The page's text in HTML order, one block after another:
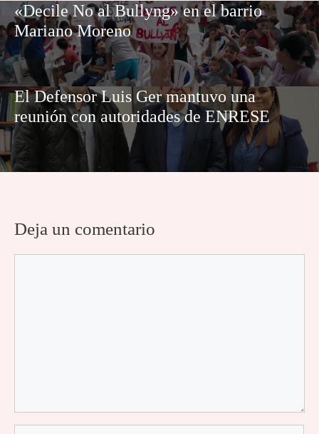
«Decile No al Bullyng» en el barrio
Mariano Moreno
El Defensor Luis Ger mantuvo una
reunión con autoridades de ENRESE
Deja un comentario